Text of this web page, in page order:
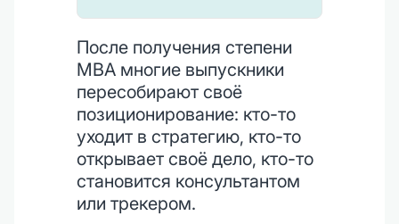
После получения степени
MBA многие выпускники
пересобирают своё
позиционирование: кто-то
уходит в стратегию, кто-то
открывает своё дело, кто-то
становится консультантом
или трекером.